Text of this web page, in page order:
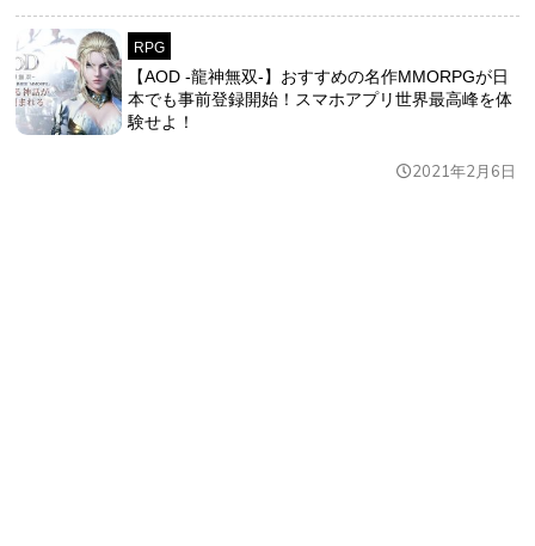
RPG
【AOD -龍神無双-】おすすめの名作MMORPGが日
本でも事前登録開始！スマホアプリ世界最高峰を体
験せよ！
2021年2月6日